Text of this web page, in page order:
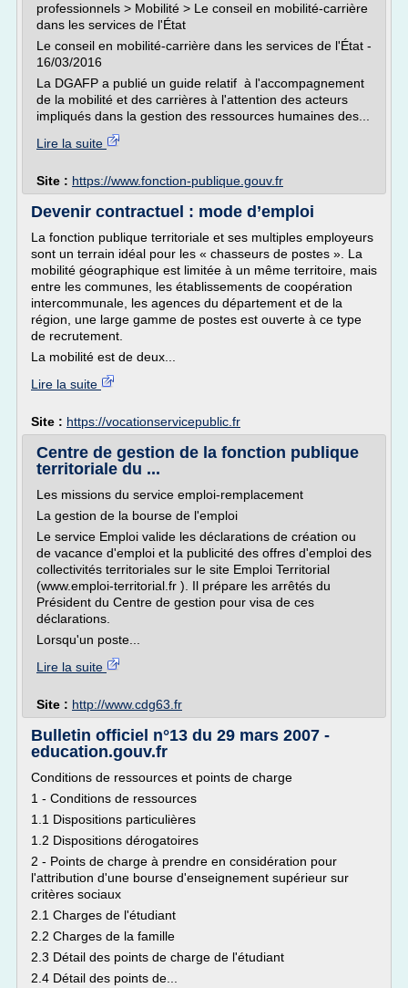
professionnels > Mobilité > Le conseil en mobilité-carrière
dans les services de l'État
Le conseil en mobilité-carrière dans les services de l'État -
16/03/2016
La DGAFP a publié un guide relatif à l'accompagnement
de la mobilité et des carrières à l'attention des acteurs
impliqués dans la gestion des ressources humaines des...
Lire la suite
Site : https://www.fonction-publique.gouv.fr
Devenir contractuel : mode d’emploi
La fonction publique territoriale et ses multiples employeurs
sont un terrain idéal pour les « chasseurs de postes ». La
mobilité géographique est limitée à un même territoire, mais
entre les communes, les établissements de coopération
intercommunale, les agences du département et de la
région, une large gamme de postes est ouverte à ce type
de recrutement.
La mobilité est de deux...
Lire la suite
Site : https://vocationservicepublic.fr
Centre de gestion de la fonction publique
territoriale du ...
Les missions du service emploi-remplacement
La gestion de la bourse de l'emploi
Le service Emploi valide les déclarations de création ou
de vacance d'emploi et la publicité des offres d'emploi des
collectivités territoriales sur le site Emploi Territorial
(www.emploi-territorial.fr ). Il prépare les arrêtés du
Président du Centre de gestion pour visa de ces
déclarations.
Lorsqu'un poste...
Lire la suite
Site : http://www.cdg63.fr
Bulletin officiel n°13 du 29 mars 2007 -
education.gouv.fr
Conditions de ressources et points de charge
1 - Conditions de ressources
1.1 Dispositions particulières
1.2 Dispositions dérogatoires
2 - Points de charge à prendre en considération pour
l'attribution d'une bourse d'enseignement supérieur sur
critères sociaux
2.1 Charges de l'étudiant
2.2 Charges de la famille
2.3 Détail des points de charge de l'étudiant
2.4 Détail des points de...